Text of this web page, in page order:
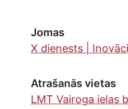
Jomas
X dienests |
Atrašanās vietas
LMT Vairoga ielas